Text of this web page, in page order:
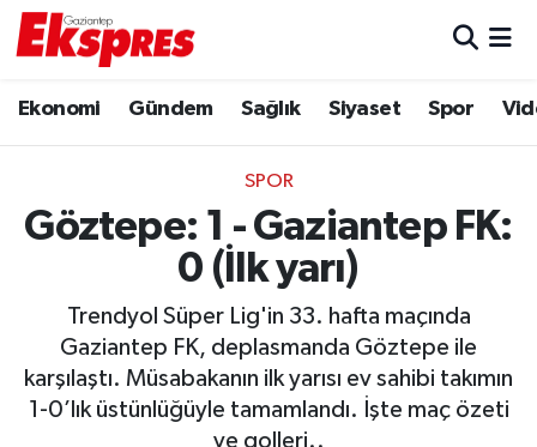
Ekonomi Gündem Sağlık Siyaset Spor
SPOR
Göztepe: 1 - Gaziantep FK:
0 (İlk yarı)
Trendyol Süper Lig'in 33. hafta maçında
Gaziantep FK, deplasmanda Göztepe ile
karşılaştı. Müsabakanın ilk yarısı ev sahibi takımın
1-0’lık üstünlüğüyle tamamlandı. İşte maç özeti
ve golleri..
Ekonomi
Gaziantep son dakika
Gündem
Haberler
Trafik Durumu
Puan Durumu ve Fikstür
Tüm Manşetler
Son Dakika Haberleri
Haber Arşivi